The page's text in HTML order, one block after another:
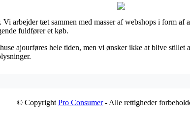
arbejder tæt sammen med masser af webshops i form af
fuldfører et køb.
ajourføres hele tiden, men vi ønsker ikke at blive stillet
© Copyright Pro Consumer- Alle rettigheder